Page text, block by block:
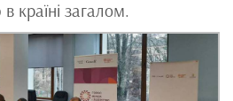
країні загалом.